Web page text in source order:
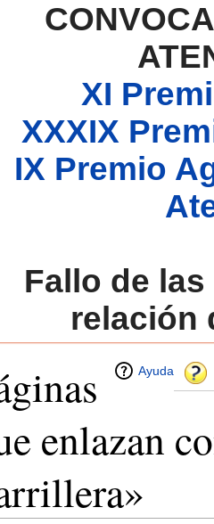
XI
XXXIX
IX Premio
Fallo de
relación
Ayuda
enlazan